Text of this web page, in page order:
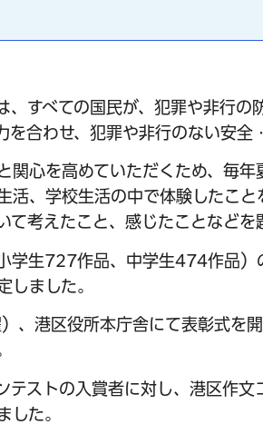
、すべての国民が、犯罪や非行の
を合わせ、犯罪や非行のない安全
関心を高めていただくため、毎
活、学校生活の中で体験したこ
て考えたこと、感じたことなどを
学生727作品、中学生474作品）
しました。
、港区役所本庁舎にて表彰式を
テストの入賞者に対し、港区作
した。